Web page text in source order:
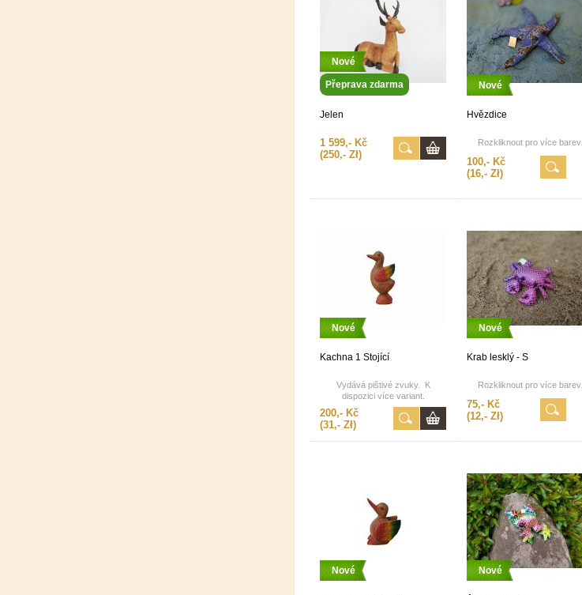
Nové
Přeprava zdarma
Jelen
1 599,- Kč
(250,- Zł)
Nové
Hvězdice
Rozkliknout pro více barev.
100,- Kč
(16,- Zł)
Nové
Kachna 1 Stojící
Vydává pištivé zvuky. K
dispozici více variant.
200,- Kč
(31,- Zł)
Nové
Krab lesklý - S
Rozkliknout pro více barev.
75,- Kč
(12,- Zł)
Nové Nové